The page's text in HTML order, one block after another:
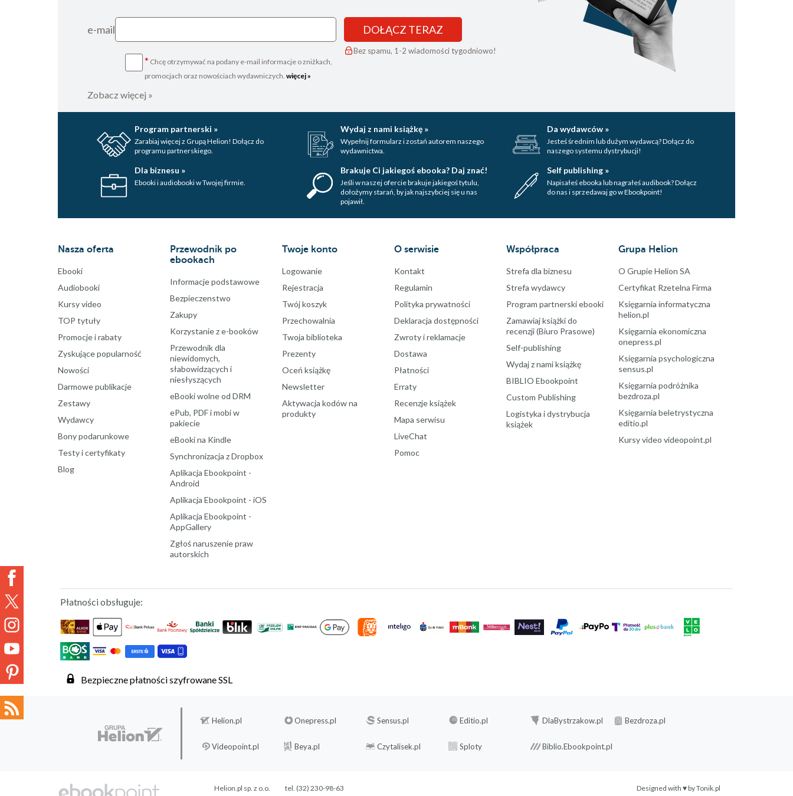
e-mail
* Chcę otrzymywać na podany e-mail informacje o zniżkach,
promocjach oraz nowościach wydawniczych. więcej »
DOŁĄCZ TERAZ
Bez spamu, 1-2 wiadomości tygodniowo!
Zobacz więcej »
Program partnerski »
Zarabiaj więcej z Grupą Helion! Dołącz do
programu partnerskiego.
Wydaj z nami książkę »
Wypełnij formularz i zostań autorem naszego
wydawnictwa.
Da wydawców »
Jesteś średnim lub dużym wydawcą? Dołącz do
naszego systemu dystrybucji!
Dla biznesu »
Ebooki i audiobooki w Twojej firmie.
Brakuje Ci jakiegoś ebooka? Daj znać!
Jeśli w naszej ofercie brakuje jakiegoś tytulu,
dołożymy starań, by jak najszybciej się u nas
pojawił.
Self publishing »
Napisałeś ebooka lub nagrałeś audibook? Dołącz
do nas i sprzedawaj go w Ebookpoint!
Nasza oferta
Ebooki
Audiobooki
Kursy video
TOP tytuły
Promocje i rabaty
Zyskujące popularność
Nowości
Darmowe publikacje
Zestawy
Wydawcy
Bony podarunkowe
Testy i certyfikaty
Blog
Przewodnik po
ebookach
Informacje podstawowe
Bezpieczenstwo
Zakupy
Korzystanie z e-booków
Przewodnik dla
niewidomych,
słabowidzących i
niesłyszących
eBooki wolne od DRM
ePub, PDF i mobi w
pakiecie
eBooki na Kindle
Synchronizacja z Dropbox
Aplikacja Ebookpoint -
Android
Aplikacja Ebookpoint - iOS
Aplikacja Ebookpoint -
AppGallery
Zgłoś naruszenie praw
autorskich
Twoje konto
Logowanie
Rejestracja
Twój koszyk
Przechowalnia
Twoja biblioteka
Prezenty
Oceń książkę
Newsletter
Aktywacja kodów na
produkty
O serwisie
Kontakt
Regulamin
Polityka prywatności
Deklaracja dostępności
Zwroty i reklamacje
Dostawa
Płatności
Erraty
Recenzje książek
Mapa serwisu
LiveChat
Pomoc
Współpraca
Strefa dla biznesu
Strefa wydawcy
Program partnerski ebooki
Zamawiaj książki do
recenzji (Biuro Prasowe)
Self-publishing
Wydaj z nami książkę
BIBLIO Ebookpoint
Custom Publishing
Logistyka i dystrybucja
książek
Grupa Helion
O Grupie Helion SA
Certyfikat Rzetelna Firma
Księgarnia informatyczna
helion.pl
Księgarnia ekonomiczna
onepress.pl
Księgarnia psychologiczna
sensus.pl
Księgarnia podróżnika
bezdroza.pl
Księgarnia beletrystyczna
editio.pl
Kursy video videopoint.pl
Płatności obsługuje:
Bezpieczne płatności szyfrowane SSL
Helion.pl Onepress.pl Sensus.pl Editio.pl DlaBystrzakow.pl Bezdroza.pl
Videopoint.pl Beya.pl Czytalisek.pl Sploty Biblio.Ebookpoint.pl
Designed with ♥ byTonik.pl
Helion.pl sp. z o.o.
tel. (32) 230-98-63